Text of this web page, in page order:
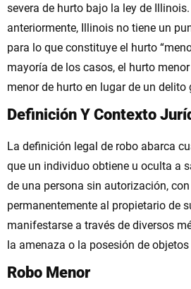
severa de hurto bajo la ley de
anteriormente, Illinois no tiene un
para lo que constituye el hurto
mayoría de los casos, el hurto
menor de hurto en lugar de un delito
Definición Y Contexto
La definición legal de robo abarca
que un individuo obtiene u oculta a
de una persona sin autorización,
permanentemente al propietario de
manifestarse a través de diversos
la amenaza o la posesión de
Robo Menor